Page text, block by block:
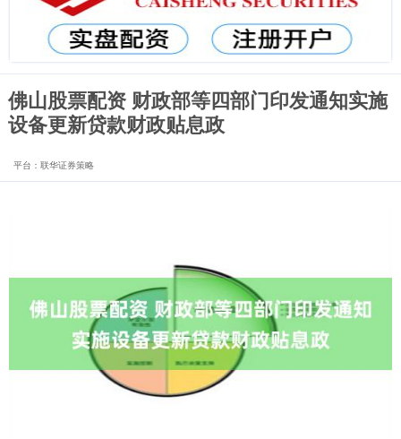
佛山股票配资 财政部等四部门印发通知实施
设备更新贷款财政贴息政
平台：联华证券策略